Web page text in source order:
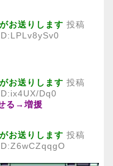
お送りします 投稿
お送りします 投稿
Dq0
る→増援
お送りします 投稿